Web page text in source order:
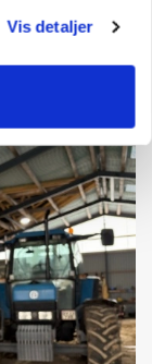
Vis detaljer